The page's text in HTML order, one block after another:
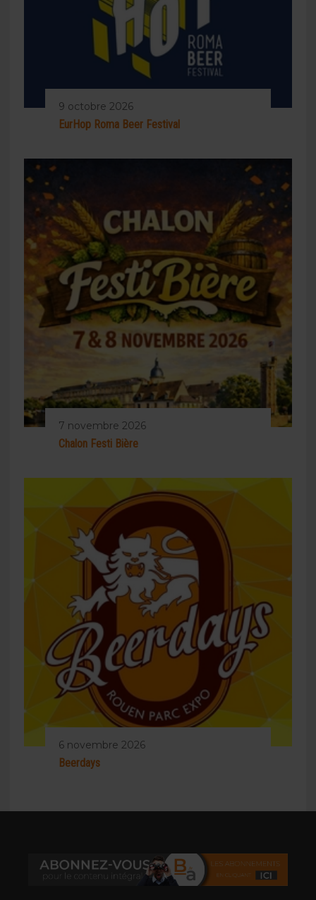
9 octobre 2026
EurHop Roma Beer Festival
7 novembre 2026
Chalon Festi Bière
6 novembre 2026
Beerdays